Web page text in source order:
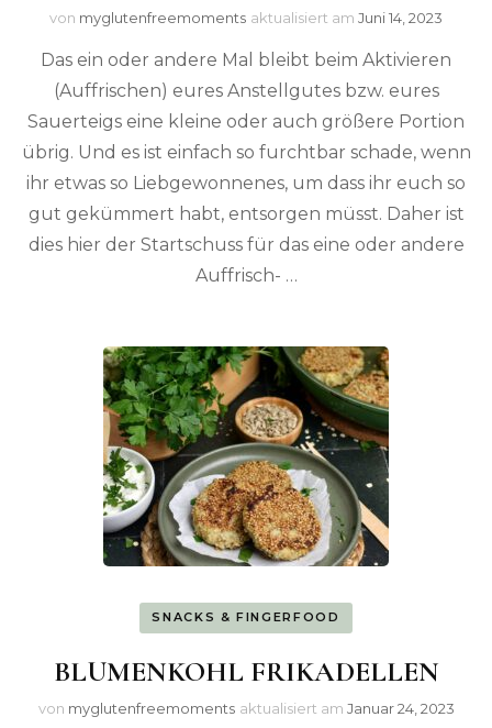
von myglutenfreemoments aktualisiert am Juni 14, 2023
Das ein oder andere Mal bleibt beim Aktivieren
(Auffrischen) eures Anstellgutes bzw. eures
Sauerteigs eine kleine oder auch größere Portion
übrig. Und es ist einfach so furchtbar schade, wenn
ihr etwas so Liebgewonnenes, um dass ihr euch so
gut gekümmert habt, entsorgen müsst. Daher ist
dies hier der Startschuss für das eine oder andere
Auffrisch- …
SNACKS & FINGERFOOD
BLUMENKOHL FRIKADELLEN
von myglutenfreemoments aktualisiert am Januar 24, 2023